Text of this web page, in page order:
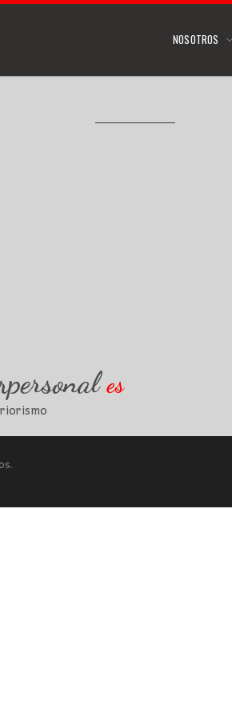
NOSOTROS
es